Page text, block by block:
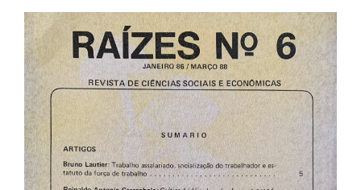
Barra
lateral
de
artigos